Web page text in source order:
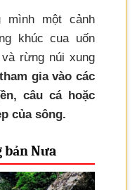
mình một cảnh
khúc cua uốn
rừng núi xung
gia vào các
câu cá hoặc
của sông.
Nưa